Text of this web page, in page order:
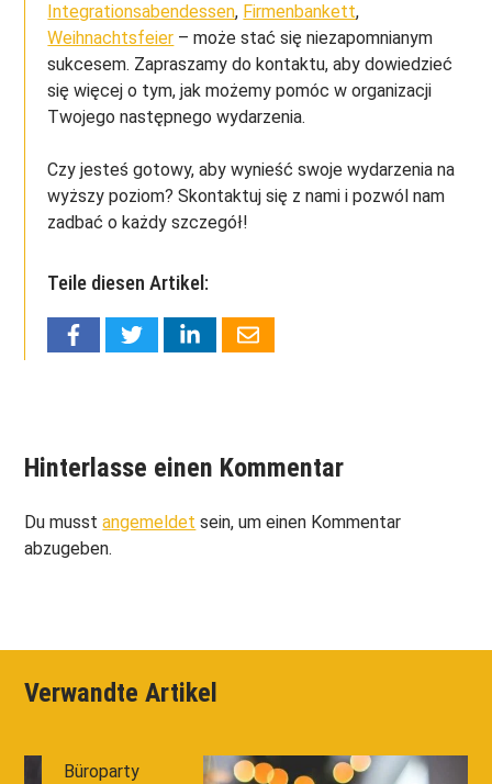
Integrationsabendessen, Firmenbankett,
Weihnachtsfeier – może stać się niezapomnianym
sukcesem. Zapraszamy do kontaktu, aby dowiedzieć
się więcej o tym, jak możemy pomóc w organizacji
Twojego następnego wydarzenia.
Czy jesteś gotowy, aby wynieść swoje wydarzenia na
wyższy poziom? Skontaktuj się z nami i pozwól nam
zadbać o każdy szczegół!
Teile diesen Artikel:
Hinterlasse einen Kommentar
Du musstangemeldet sein, um einen Kommentar
abzugeben.
Verwandte Artikel
Büroparty